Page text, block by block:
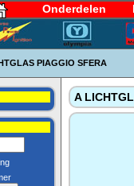
Onderdelen
PIAGGIO SFERA
A